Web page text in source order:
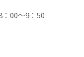
00～9：50